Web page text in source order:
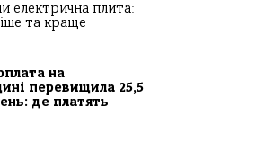
електрична плита:
та краще
на
перевищила 25,5
де платять